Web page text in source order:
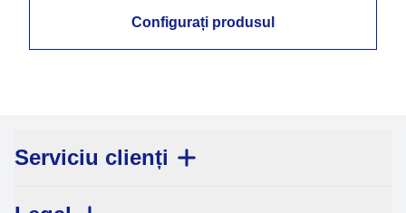
Configurați produsul
Serviciu clienți